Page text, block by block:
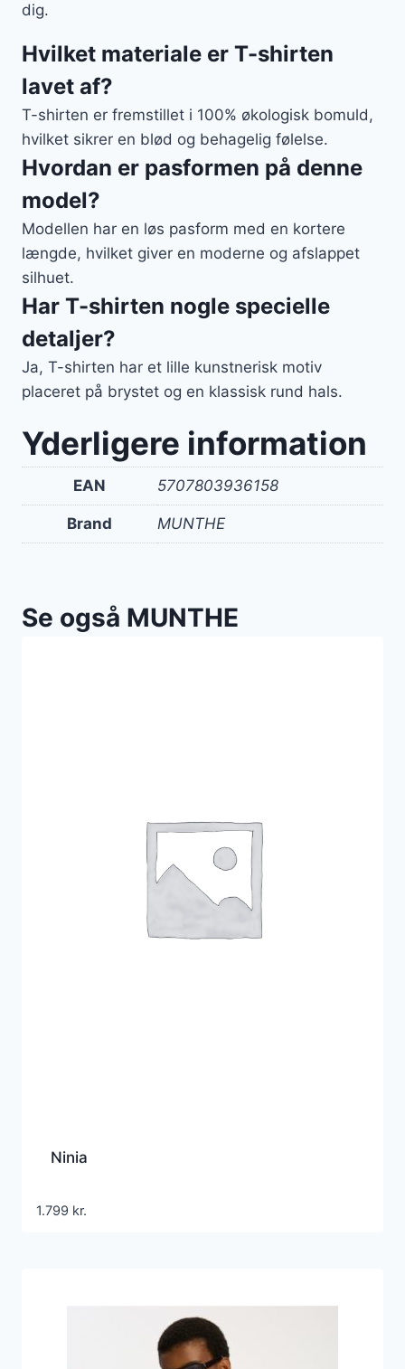
dig.
Hvilket materiale er T-shirten
lavet af?
T-shirten er fremstillet i 100% økologisk bomuld,
hvilket sikrer en blød og behagelig følelse.
Hvordan er pasformen på denne
model?
Modellen har en løs pasform med en kortere
længde, hvilket giver en moderne og afslappet
silhuet.
Har T-shirten nogle specielle
detaljer?
Ja, T-shirten har et lille kunstnerisk motiv
placeret på brystet og en klassisk rund hals.
Yderligere information
EAN 5707803936158
Brand MUNTHE
Se også MUNTHE
Ninia
1.799 kr.